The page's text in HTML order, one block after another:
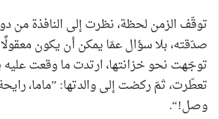
توقّف الزمن لحظة، نظرت إلى النافذة من
صدّقته، بلا سؤال عمّا يمكن أن يكون
توجّهت نحو خزانتها، ارتدت ما وقعت
وصل!“.